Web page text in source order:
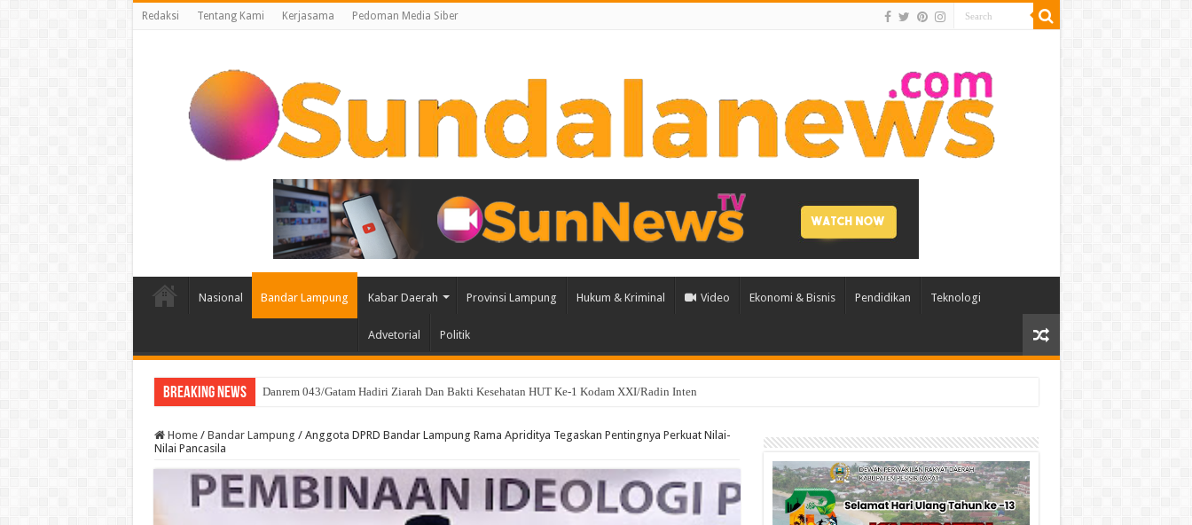
Redaksi Tentang Kami Kerjasama Pedoman Media Siber
Nasional Bandar Lampung Kabar Daerah Provinsi Lampung Hukum & Kriminal Video Ekonomi & Bisnis Pendidikan Teknologi
Advetorial Politik
Breaking News Danrem 043/Gatam Hadiri Ziarah Dan Bakti Kesehatan HUT Ke-1 Kodam XXI/Radin Inten
Sambut Hari Kemerdekaan Walikota Eva Dwiana Bagikan 10 Ribu Bendera Merah Putih ke Warga
Home / Bandar Lampung / Anggota DPRD Bandar Lampung Rama Apriditya Tegaskan Pentingnya Perkuat Nilai-
Nilai Pancasila